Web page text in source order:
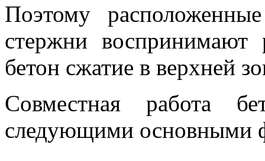
Поэтому
стержни воспринимают
бетон сжатие в верхней
Совместная работа
следующими основными